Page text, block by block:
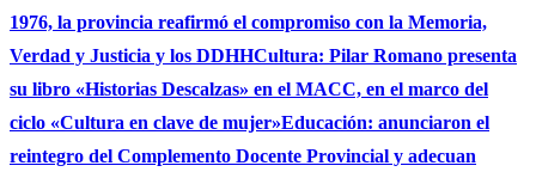
1976, la provincia reafirmó el compromiso con la Memoria,
Verdad y Justicia y los DDHHCultura: Pilar Romano presenta
su libro «Historias Descalzas» en el MACC, en el marco del
ciclo «Cultura en clave de mujer»Educación: anunciaron el
reintegro del Complemento Docente Provincial y adecuan